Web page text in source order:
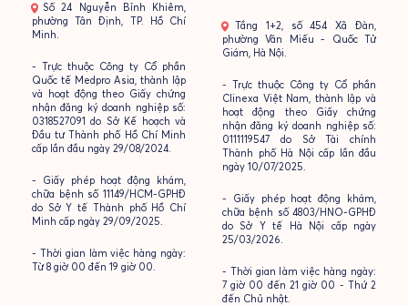
- Số 24 Nguyễn Bỉnh Khiêm,
phường Tân Định, TP. Hồ Chí
Minh.
- Trực thuộc Công ty Cổ phần
Quốc tế Medpro Asia, thành lập
và hoạt động theo Giấy chứng
nhận đăng ký doanh nghiệp số:
0318527091 do Sở Kế hoạch và
Đầu tư Thành phố Hồ Chí Minh
cấp lần đầu ngày 29/08/2024.
- Giấy phép hoạt động khám,
chữa bệnh số 11149/HCM-GPHĐ
do Sở Y tế Thành phố Hồ Chí
Minh cấp ngày 29/09/2025.
- Thời gian làm việc hàng ngày:
Từ 8 giờ 00 đến 19 giờ 00.
- Tầng 1+2, số 454 Xã Đàn,
phường Văn Miếu - Quốc Tử
Giám, Hà Nội.
- Trực thuộc Công ty Cổ phần
Clinexa Việt Nam, thành lập và
hoạt động theo Giấy chứng
nhận đăng ký doanh nghiệp số:
0111119547 do Sở Tài chính
Thành phố Hà Nội cấp lần đầu
ngày 10/07/2025.
- Giấy phép hoạt động khám,
chữa bệnh số 4803/HNO-GPHĐ
do Sở Y tế Hà Nội cấp ngày
25/03/2026.
- Thời gian làm việc hàng ngày:
7 giờ 00 đến 21 giờ 00 - Thứ 2
đến Chủ nhật.